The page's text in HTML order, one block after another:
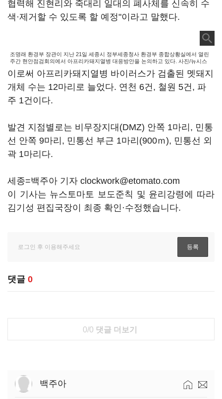
협력해 진현리와 죽대리 일대의 폐사체를 신속히 수
색·제거할 수 있도록 할 예정"이라고 말했다.
조명래 환경부 장관이 지난 21일 세종시 정부세종청사 환경부 종합상황실에서 열린
주간 현안점검회의에서 아프리카돼지열병 대응방안을 논의하고 있다. 사진/뉴시스
이로써 아프리카돼지열병 바이러스가 검출된 멧돼지
개체 수는 12마리로 늘었다. 연천 6건, 철원 5건, 파
주 1건이다.
발견 지점별로는 비무장지대(DMZ) 안쪽 1마리, 민통
선 안쪽 9마리, 민통선 부근 1마리(900ｍ), 민통선 외
곽 1마리다.
세종=백주아 기자 clockwork@etomato.com
이 기사는 뉴스토마토 보도준칙 및 윤리강령에 따라
김기성 편집국장이 최종 확인·수정했습니다.
댓글 0
0/0 댓글 더보기
백주아